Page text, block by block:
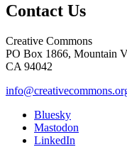
Contact Us
Creative Commons
PO Box 1866, Mountain
CA 94042
Bluesky
Mastodon
LinkedIn